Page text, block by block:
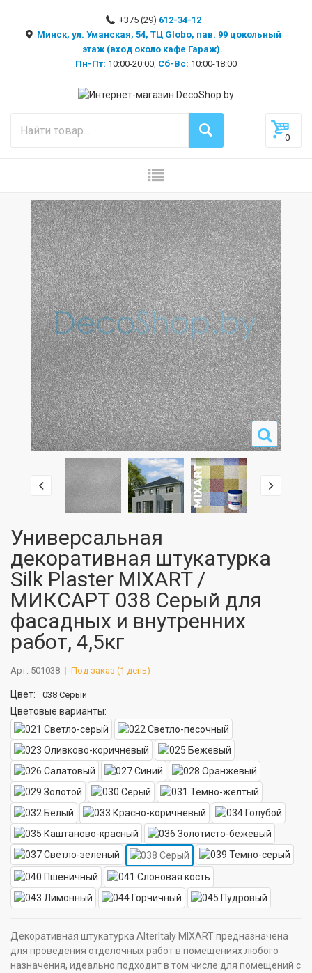
+375 (29) 612-34-12
Минск, ул. Уманская, 54, ТЦ Globo, пав. 99 цокольный
этаж (вход около кафе Гараж).
Пн-Пт: 10:00-20:00, Сб-Вс: 10:00-18:00
0
Универсальная
декоративная штукатурка
Silk Plaster MIXART /
МИКСАРТ 038 Серый для
фасадных и внутренних
работ, 4,5кг
Арт: 501038 Под заказ (1 день)
Цвет: 038 Серый
Цветовые варианты:
Декоративная штукатурка AlterItaly MIXART предназначена
для проведения отделочных работ в помещениях любого
назначения, идеально подходит в том числе для помещений с